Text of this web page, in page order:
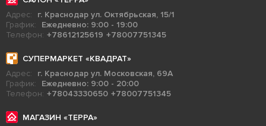
Адрес:
г. Краснодар ул. Октябрьская, 15/1
График:
Ежедневно: 9:00 - 19:00
Телефон: +78612125619 +78007751345
СУПЕРМАРКЕТ «КВАДРАТ»
Адрес:
г. Краснодар ул. Московская, 69А
График:
Ежедневно: 9:00 - 20:00
Телефон: +78043330650 +78007751345
МАГАЗИН «ТЕРРА»